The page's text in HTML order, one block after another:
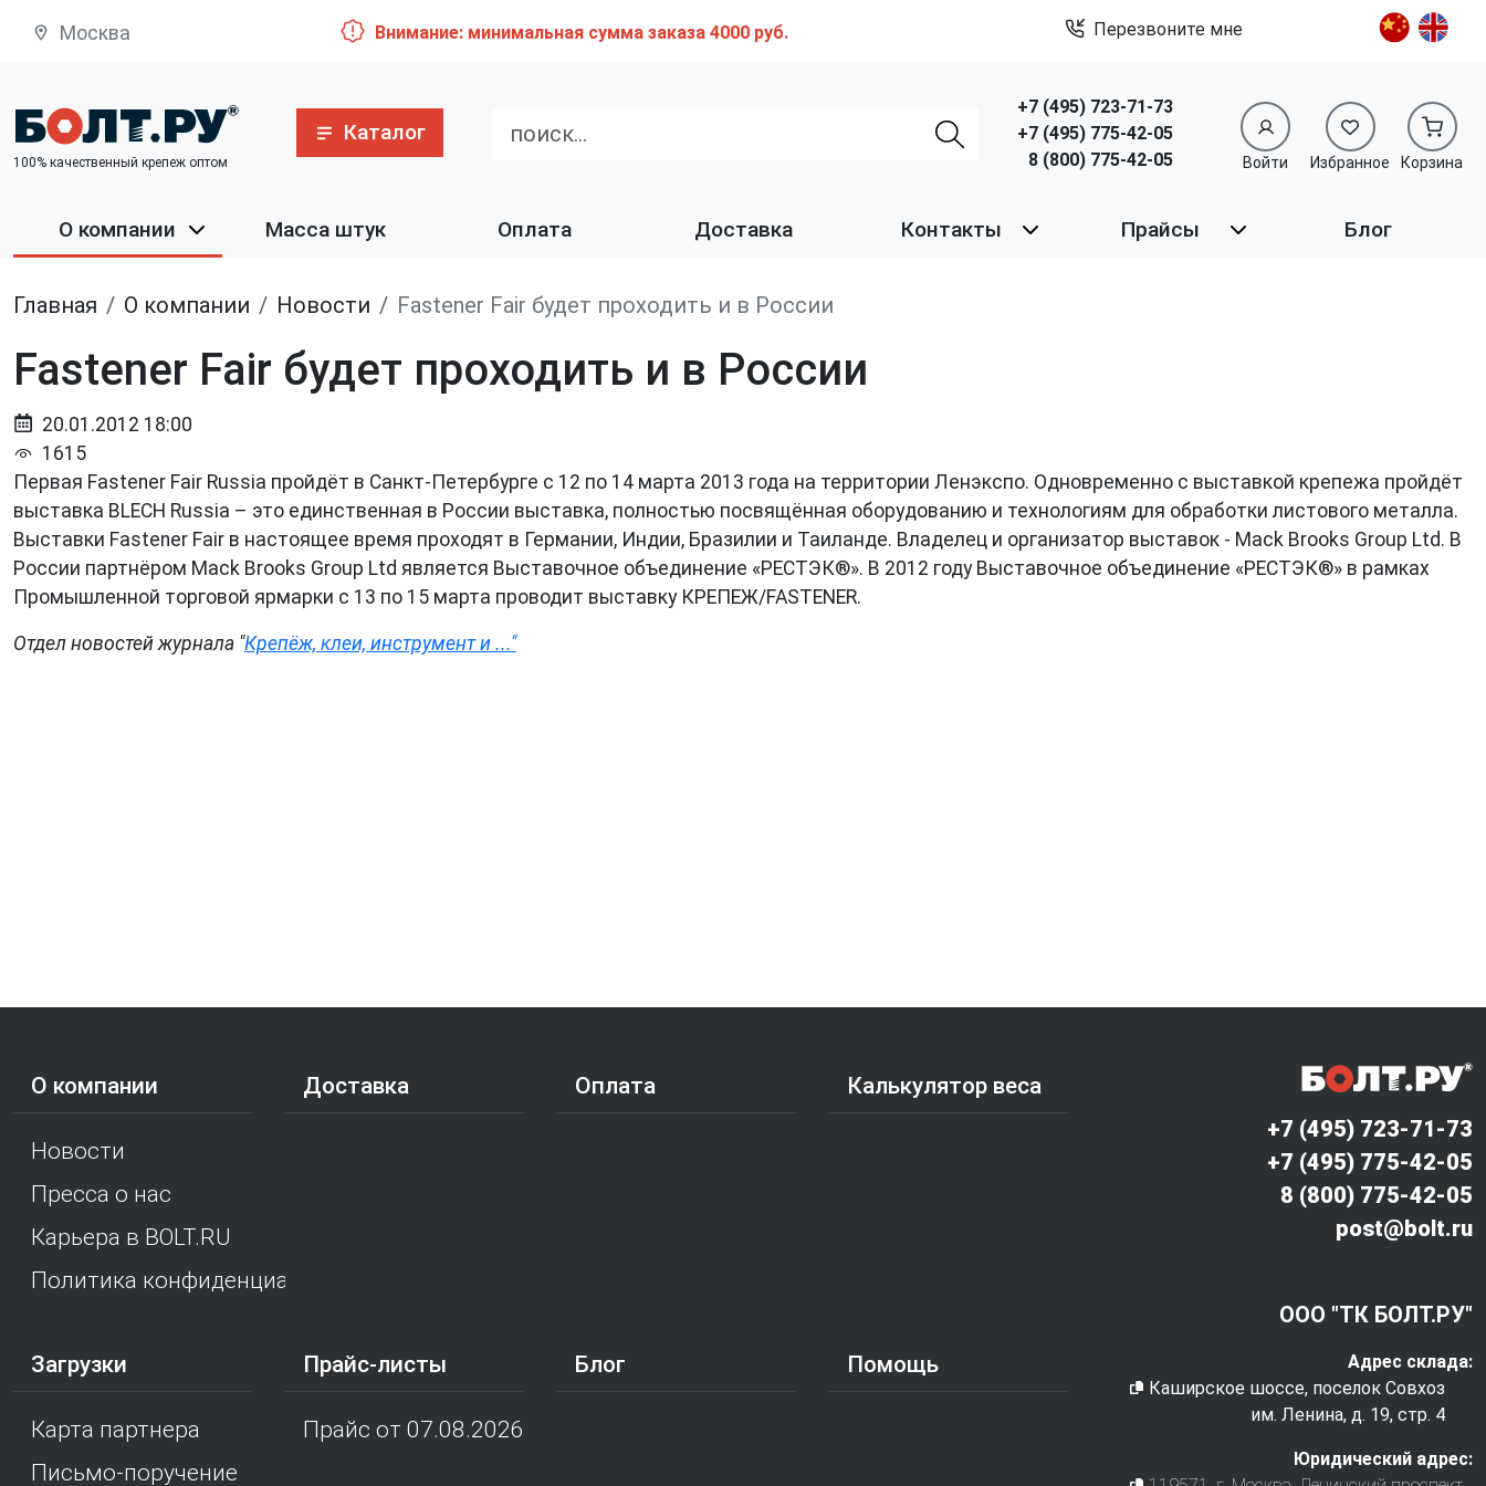
Москва Внимание: минимальная сумма заказа 4000 руб. Перезвоните мне
100% качественный крепеж оптом
Каталог
+7 (495) 723-71-73
+7 (495) 775-42-05
8 (800) 775-42-05
Войти Избранное Корзина
О компании Масса штук Оплата Доставка Контакты Прайсы Блог
Главная О компании Новости Fastener Fair будет проходить и в России
Fastener Fair будет проходить и в России
20.01.2012 18:00
1615
Первая Fastener Fair Russia пройдёт в Санкт-Петербурге с 12 по 14 марта 2013 года на территории Ленэкспо. Одновременно с выставкой крепежа пройдёт
выставка BLECH Russia – это единственная в России выставка, полностью посвящённая оборудованию и технологиям для обработки листового металла.
Выставки Fastener Fair в настоящее время проходят в Германии, Индии, Бразилии и Таиланде. Владелец и организатор выставок - Mack Brooks Group Ltd. В
России партнёром Mack Brooks Group Ltd является Выставочное объединение «РЕСТЭК®». В 2012 году Выставочное объединение «РЕСТЭК®» в рамках
Промышленной торговой ярмарки с 13 по 15 марта проводит выставку КРЕПЕЖ/FASTENER.
Отдел новостей журнала "Крепёж, клеи, инструмент и ..."
О компании
Новости
Пресса о нас
Карьера в BOLT.RU
Политика конфиденциальности
Доставка Оплата Калькулятор веса
Загрузки
Карта партнера
Письмо-поручение
Прайс-листы
Прайс от 07.08.2026
Блог Помощь
+7 (495) 723-71-73
+7 (495) 775-42-05
8 (800) 775-42-05
post@bolt.ru
ООО "ТК БОЛТ.РУ"
Адрес склада:
Каширское шоссе, поселок Совхоз
им. Ленина, д. 19, стр. 4
Юридический адрес: